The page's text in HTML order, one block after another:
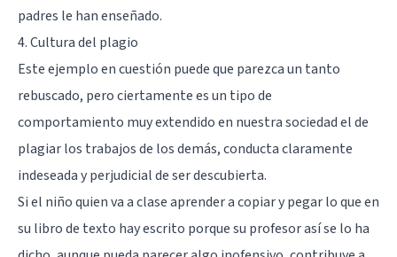
padres le han enseñado.
4. Cultura del plagio
Este ejemplo en cuestión puede que parezca un tanto
rebuscado, pero ciertamente es un tipo de
comportamiento muy extendido en nuestra sociedad el de
plagiar los trabajos de los demás, conducta claramente
indeseada y perjudicial de ser descubierta.
Si el niño quien va a clase aprender a copiar y pegar lo que en
su libro de texto hay escrito porque su profesor así se lo ha